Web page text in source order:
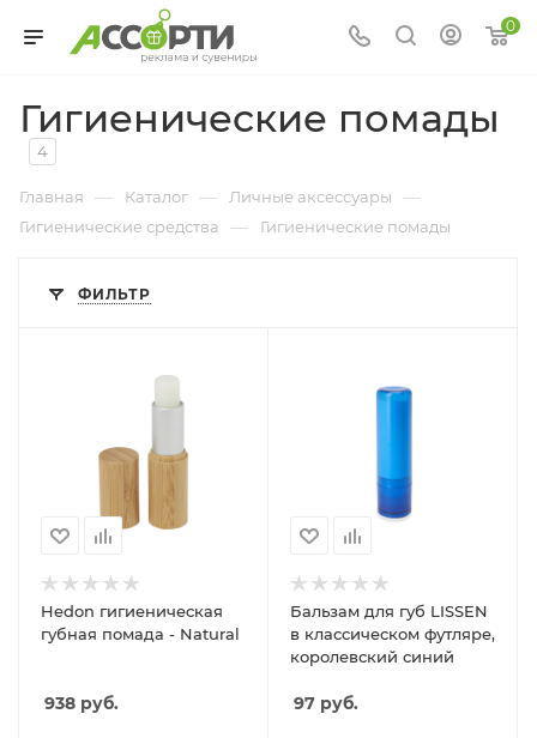
0
Гигиенические помады
4
Главная — Каталог — Личные аксессуары —
Гигиенические средства — Гигиенические помады
ФИЛЬТР
Hedon гигиеническая
губная помада - Natural
938 руб.
Бальзам для губ LISSEN
в классическом футляре,
королевский синий
97 руб.